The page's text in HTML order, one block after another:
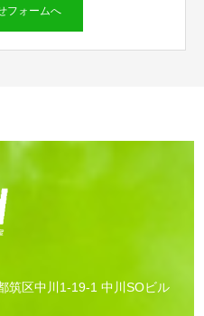
フォームへ
区中川1-19-1 中川SOビル